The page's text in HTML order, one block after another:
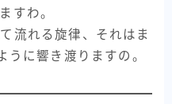
すわ。
流れる旋律、それはま
うに響き渡りますの。